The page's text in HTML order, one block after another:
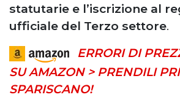
statutarie e l’iscrizione al
ufficiale del Terzo settore.
ERRORI DI
SU AMAZON > PRENDILI
SPARISCANO!